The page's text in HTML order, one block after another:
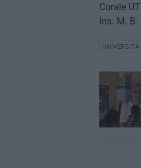
Corale
Ins. M.